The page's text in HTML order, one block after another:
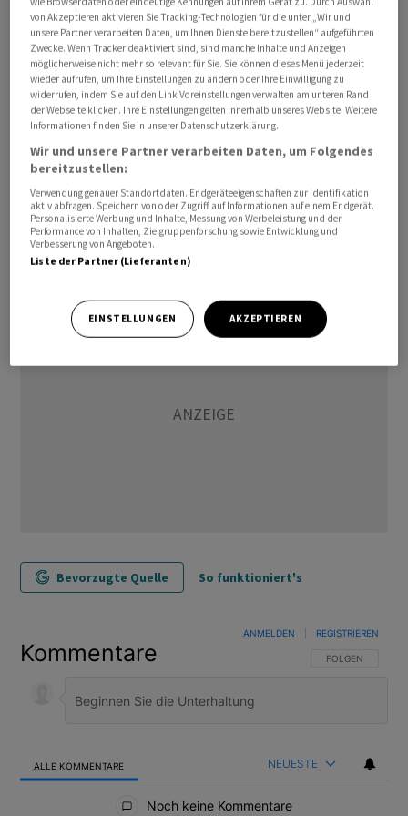
In Makerfield nahe Manchester hat der Bürgermeister
der Metropolregion ein Heimspiel. Dennoch gilt der
Ausgang der für den 18. Juni geplanten Wahl alles
andere als ausgemacht.
Die rechtspopulistische Partei Reform UK von Brexit-
Vorkämpfer Nigel Farage hatte dort bereits bei der
vergangenen Parlamentswahl im Jahr 2024 stark
abgeschnitten. Inzwischen liegt sie landesweit in den
Umfragen deutlich vor Labour./cmy/DP/jha
(AWP)
Bevorzugte Quelle So funktioniert's
Kommentare FOLGE DIESER
FOLGEN
ANMELDEN REGISTRIEREN
ALLE KOMMENTARE NEUESTE
Noch keine Kommentare
von Akzeptieren aktivieren Sie Tracking-Technologien für die unter „Wir und
unsere Partner verarbeiten Daten, um Ihnen Dienste bereitzustellen“ aufgeführten
Zwecke. Wenn Tracker deaktiviert sind, sind manche Inhalte und Anzeigen
möglicherweise nicht mehr so relevant für Sie. Sie können dieses Menü jederzeit
wieder aufrufen, um Ihre Einstellungen zu ändern oder Ihre Einwilligung zu
widerrufen, indem Sie auf den Link Voreinstellungen verwalten am unteren Rand
der Webseite klicken. Ihre Einstellungen gelten innerhalb unseres Website. Weitere
Informationen finden Sie in unserer Datenschutzerklärung.
Wir und unsere Partner verarbeiten Daten, um Folgendes
bereitzustellen:
Verwendung genauer Standortdaten. Endgeräteeigenschaften zur Identifikation
aktiv abfragen. Speichern von oder Zugriff auf Informationen auf einem Endgerät.
Personalisierte Werbung und Inhalte, Messung von Werbeleistung und der
Performance von Inhalten, Zielgruppenforschung sowie Entwicklung und
Verbesserung von Angeboten.
Liste der Partner (Lieferanten)
EINSTELLUNGEN AKZEPTIEREN